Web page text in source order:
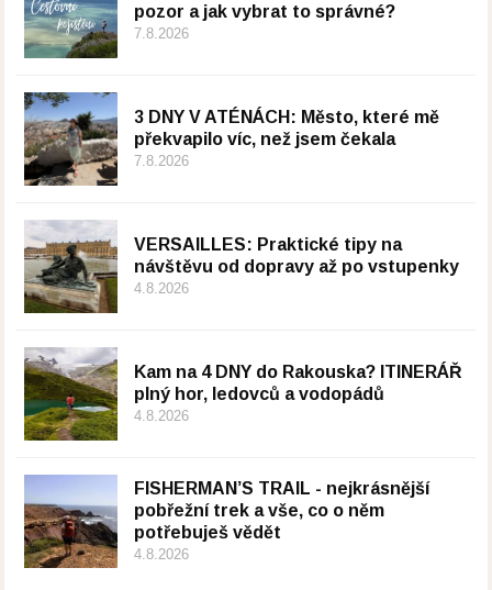
pozor a jak vybrat to správné?
7.8.2026
3 DNY V ATÉNÁCH: Město, které mě
překvapilo víc, než jsem čekala
7.8.2026
VERSAILLES: Praktické tipy na
návštěvu od dopravy až po vstupenky
4.8.2026
Kam na 4 DNY do Rakouska? ITINERÁŘ
plný hor, ledovců a vodopádů
4.8.2026
FISHERMAN’S TRAIL - nejkrásnější
pobřežní trek a vše, co o něm
potřebuješ vědět
4.8.2026